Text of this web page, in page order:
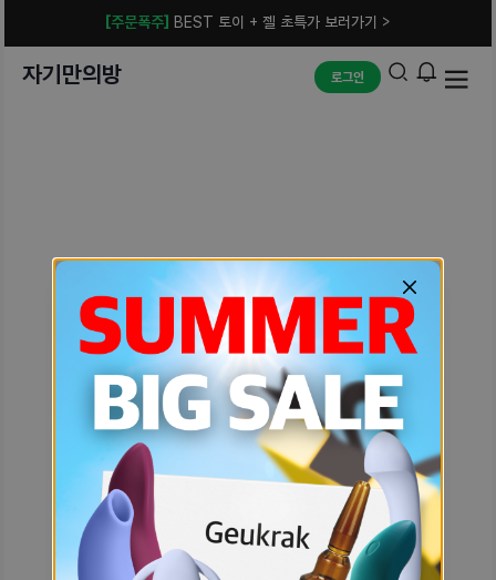
[주문폭주] BEST 토이 + 젤 초특가 보러가기 >
자기만의방 로그인
예상치 못한 에러입니다.